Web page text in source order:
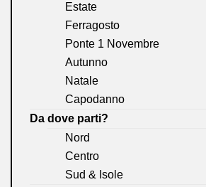
Estate
Ferragosto
Ponte 1 Novembre
Autunno
Natale
Capodanno
Da dove parti?
Nord
Centro
Sud & Isole